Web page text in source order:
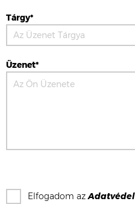
Tárgy*
Üzenet*
Elfogadom az